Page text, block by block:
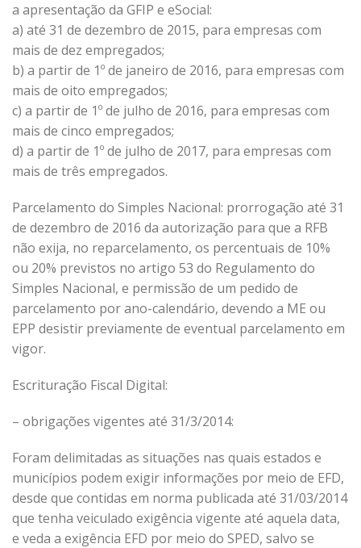
a apresentação da GFIP e eSocial:
a) até 31 de dezembro de 2015, para empresas com
mais de dez empregados;
b) a partir de 1º de janeiro de 2016, para empresas com
mais de oito empregados;
c) a partir de 1º de julho de 2016, para empresas com
mais de cinco empregados;
d) a partir de 1º de julho de 2017, para empresas com
mais de três empregados.
Parcelamento do Simples Nacional: prorrogação até 31
de dezembro de 2016 da autorização para que a RFB
não exija, no reparcelamento, os percentuais de 10%
ou 20% previstos no artigo 53 do Regulamento do
Simples Nacional, e permissão de um pedido de
parcelamento por ano-calendário, devendo a ME ou
EPP desistir previamente de eventual parcelamento em
vigor.
Escrituração Fiscal Digital:
– obrigações vigentes até 31/3/2014:
Foram delimitadas as situações nas quais estados e
municípios podem exigir informações por meio de EFD,
desde que contidas em norma publicada até 31/03/2014
que tenha veiculado exigência vigente até aquela data,
e veda a exigência EFD por meio do SPED, salvo se